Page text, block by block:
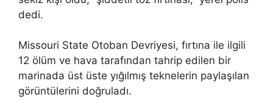
dedi.
Missouri State Otoban Devriyesi, fırtına ile ilgili
12 ölüm ve hava tarafından tahrip edilen bir
marinada üst üste yığılmış teknelerin paylaşılan
görüntülerini doğruladı.